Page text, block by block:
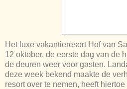
Het luxe vakantieresort Hof van
12 oktober, de eerste dag van de
de deuren weer voor gasten.
deze week bekend maakte de
resort over te nemen, heeft